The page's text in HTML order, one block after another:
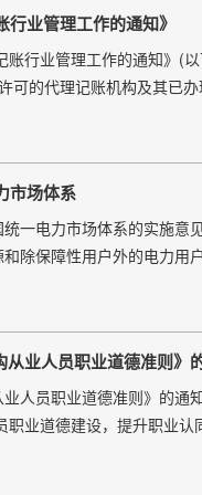
业管理工作的通知》
行业管理工作的通知》(
可的代理记账机构及其已
12月31日前跨原财政部
市场体系
一电力市场体系的实施
除保障性用户外的电力
力市场体系，市场功能进
业人员职业道德准则》
人员职业道德准则》的
道德建设，提升职业认
德准则》（以下简称《准
行政管理等从业